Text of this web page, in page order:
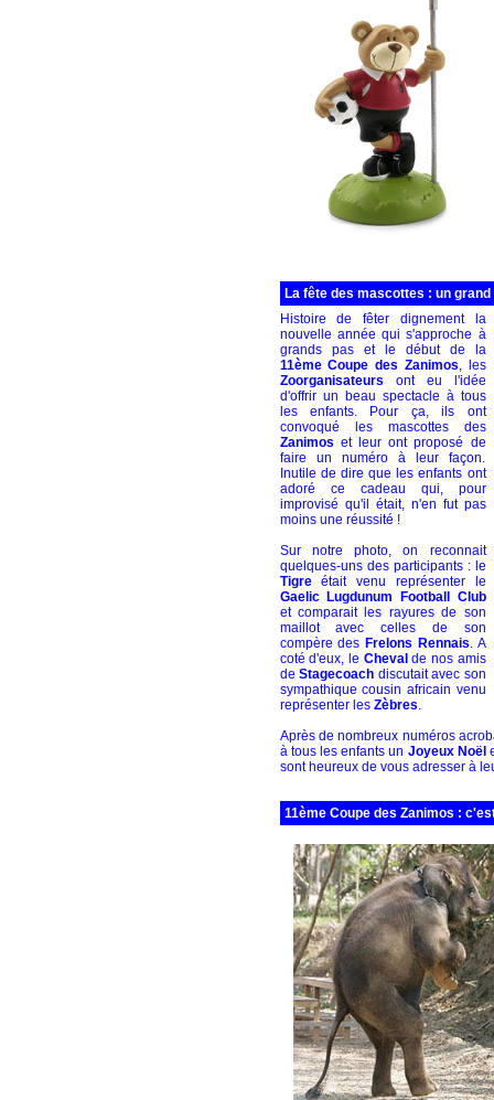
La fête des mascottes : un
Histoire de fêter dignement la
nouvelle année qui s'approche à
grands pas et le début de la
11ème Coupe des Zanimos, les
Zoorganisateurs ont eu l'idée
d'offrir un beau spectacle à tous
les enfants. Pour ça, ils ont
convoqué les mascottes des
Zanimos et leur ont proposé de
faire un numéro à leur façon.
Inutile de dire que les enfants ont
adoré ce cadeau qui, pour
improvisé qu'il était, n'en fut pas
moins une réussité !
Sur notre photo, on reconnait
quelques-uns des participants : le
Tigreétait venu représenter le
Gaelic Lugdunum Football Club
et comparait les rayures de son
maillot avec celles de son
compère des Frelons Rennais. A
coté d'eux, le Cheval de nos amis
de Stagecoach discutait avec son
sympathique cousin africain venu
représenter les Zèbres.
Après de nombreux numéros
à tous les enfants un Joyeux Noël
sont heureux de vous adresser à
11ème Coupe des Zanimos :